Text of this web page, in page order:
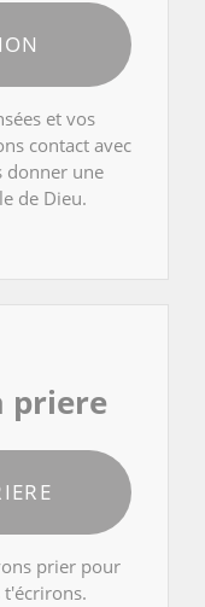
et vos
contact avec
donner une
de Dieu.
priere
prier pour